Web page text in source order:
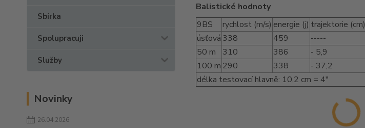
Sbírka
Spolupracuji
Služby
Novinky
26.04.2026
Balistické hodnoty
9BS
rychlost (m/s) energie (j) trajektorie (cm)
úsťová 338 459
-----
50 m
310 386
- 5,9
100 m 290 338
- 37,2
délka testovací hlavně: 10,2 cm = 4"